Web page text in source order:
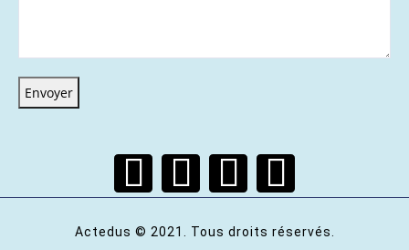
Envoyer
Actedus © 2021. Tous droits réservés.